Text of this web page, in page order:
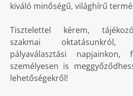
kiváló minőségű, világhírű
Tisztelettel kérem,
szakmai
pályaválasztási napjainkon,
személyesen is
lehetőségekről!